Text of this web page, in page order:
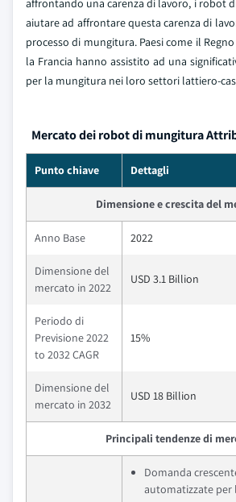
affrontando una carenza di lavoro, i robot
aiutare ad affrontare questa carenza di
processo di mungitura. Paesi come il
la Francia hanno assistito ad una
per la mungitura nei loro settori lattiero-
Mercato dei robot di mungitura
Punto chiave Dettagli
Dimensione e crescita del
Anno Base 2022
Dimensione del
mercato in 2022
USD 3.1 Billion
Periodo di
Previsione 2022
to 2032 CAGR
15%
Dimensione del
mercato in 2032
USD 18 Billion
Principali tendenze di
Domanda
automatizzate per